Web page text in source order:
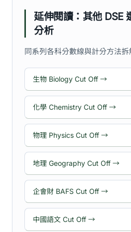
延伸閱讀：其他 DSE
分析
同系列各科分數線與計分方法拆
生物 Biology Cut Off →
化學 Chemistry Cut Off →
物理 Physics Cut Off →
地理 Geography Cut Off →
企會財 BAFS Cut Off →
中國語文 Cut Off →